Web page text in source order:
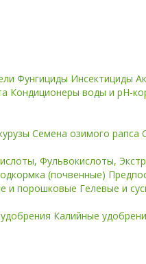
Фунгициды Инсектициды
Кондиционеры воды и pH-
Семена озимого рапса
Фульвокислоты,
(почвенные)
и порошковые Гелевые и
Калийные